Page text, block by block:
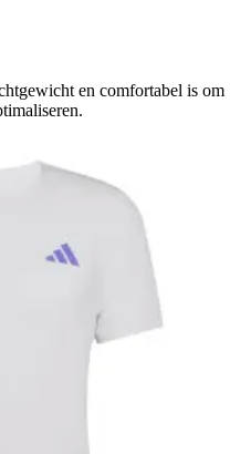
en comfortabel is om